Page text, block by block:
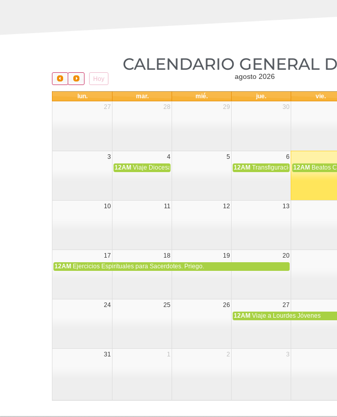
CALENDARIO GENERAL
Hoy agosto 2026
lun. mar. mié. jue. vie.
27
28 29 30
3 4 5 6
12AM Viaje Diocesano a Japón. 12AM Transfiguración del Señor
12AM Beatos
10 11 12 13
17 18 19 20
12AM Ejercicios Espirituales para Sacerdotes. Priego.
24 25 26 27
12AM Viaje a Lourdes Jóvenes
31 1 2 3